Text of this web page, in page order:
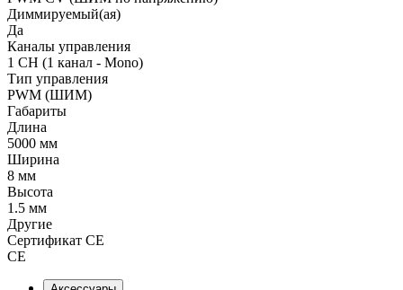
Диммируемый(ая)
Да
Каналы управления
1 CH (1 канал - Mono)
Тип управления
PWM (ШИМ)
Габариты
Длина
5000 мм
Ширина
8 мм
Высота
1.5 мм
Другие
Сертификат CE
CE